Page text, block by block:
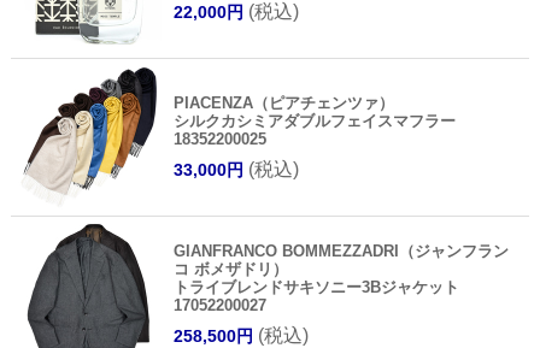
22,000円 (税込)
PIACENZA（ピアチェンツァ）
シルクカシミアダブルフェイスマフラー
18352200025
33,000円 (税込)
GIANFRANCO BOMMEZZADRI（ジャンフラン
コ ボメザドリ）
トライブレンドサキソニー3Bジャケット
17052200027
258,500円 (税込)